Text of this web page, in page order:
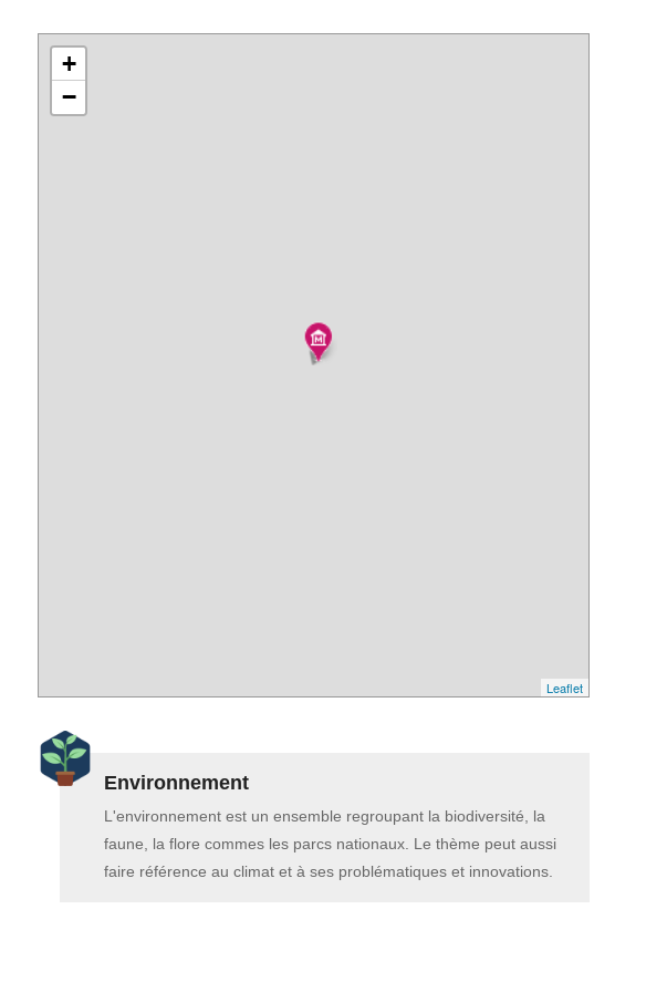
+
−
Leaflet
Environnement
L'environnement est un ensemble regroupant la biodiversité, la
faune, la flore commes les parcs nationaux. Le thème peut aussi
faire référence au climat et à ses problématiques et innovations.